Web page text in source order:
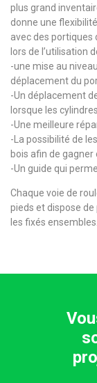
plus grand
donne une
avec des portiques
lors de l’utilisation
-une mise au
déplacement du
-Un déplacement
lorsque les
-Une meilleure
-La possibilité de
bois afin de gagner
-Un guide qui
Chaque voie de
pieds et dispose
les fixés ensembles.